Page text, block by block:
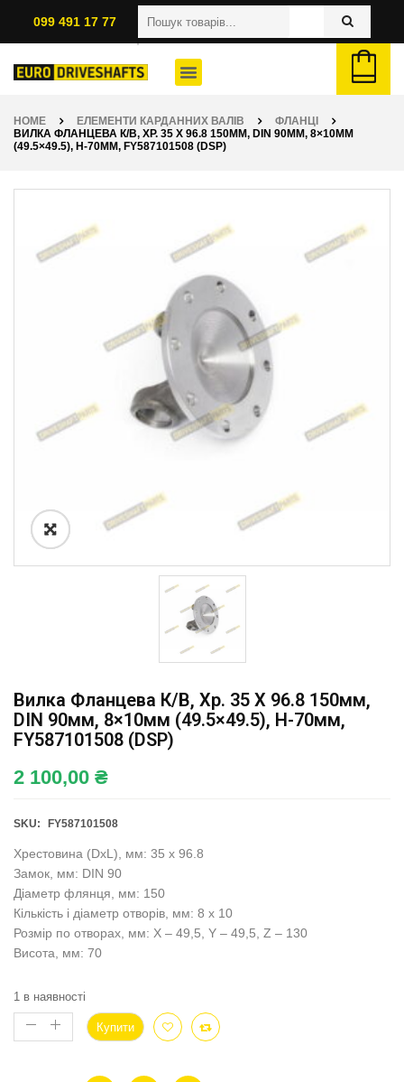
099 491 17 77
HOME ЕЛЕМЕНТИ КАРДАННИХ ВАЛІВ
ФЛАНЦІ
ВИЛКА ФЛАНЦЕВА К/В, ХР. 35 X 96.8 150ММ, DIN 90ММ, 8×10ММ
(49.5×49.5), H-70ММ, FY587101508 (DSP)
Вилка Фланцева К/в, Хр. 35 X 96.8 150мм,
DIN 90мм, 8×10мм (49.5×49.5), H-70мм,
FY587101508 (DSP)
2 100,00 ₴
SKU: FY587101508
Хрестовина (DxL), мм: 35 x 96.8
Замок, мм: DIN 90
Діаметр флянця, мм: 150
Кількість і діаметр отворів, мм: 8 x 10
Розмір по отворах, мм: X – 49,5, Y – 49,5, Z – 130
Висота, мм: 70
1 в наявності
Купити